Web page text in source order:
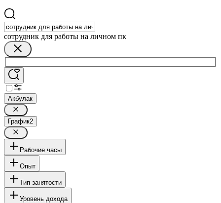
сотрудник для работы на личном пк
Акбулак
График2
Рабочие часы
Опыт
Тип занятости
Уровень дохода